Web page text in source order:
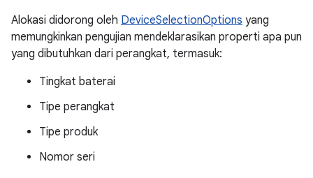
Alokasi didorong oleh DeviceSelectionOptions yang
memungkinkan pengujian mendeklarasikan properti apa pun
yang dibutuhkan dari perangkat, termasuk:
Tingkat baterai
Tipe perangkat
Tipe produk
Nomor seri